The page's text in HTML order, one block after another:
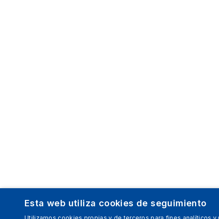
Esta web utiliza cookies de seguimiento